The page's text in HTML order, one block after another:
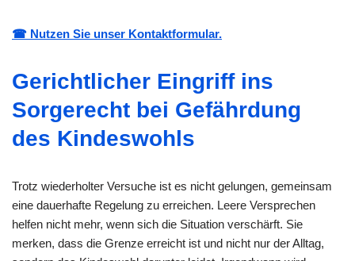
☎ Nutzen Sie unser Kontaktformular.
Gerichtlicher Eingriff ins
Sorgerecht bei Gefährdung
des Kindeswohls
Trotz wiederholter Versuche ist es nicht gelungen, gemeinsam
eine dauerhafte Regelung zu erreichen. Leere Versprechen
helfen nicht mehr, wenn sich die Situation verschärft. Sie
merken, dass die Grenze erreicht ist und nicht nur der Alltag,